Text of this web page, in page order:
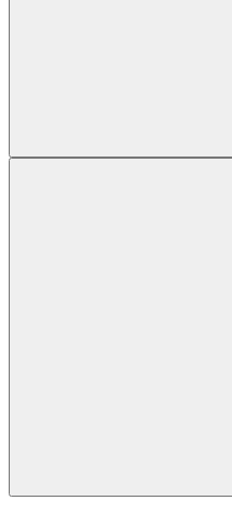
Suchen